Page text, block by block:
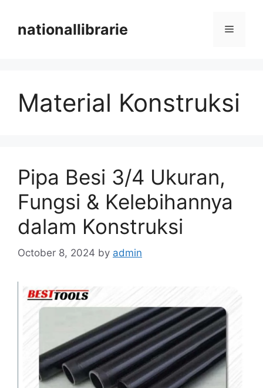
contentnationallibrarie Menu
Material Konstruksi
Pipa Besi 3/4 Ukuran,
Fungsi & Kelebihannya
dalam Konstruksi
October 8, 2024 by admin